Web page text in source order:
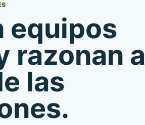
equipos
razonan a
las